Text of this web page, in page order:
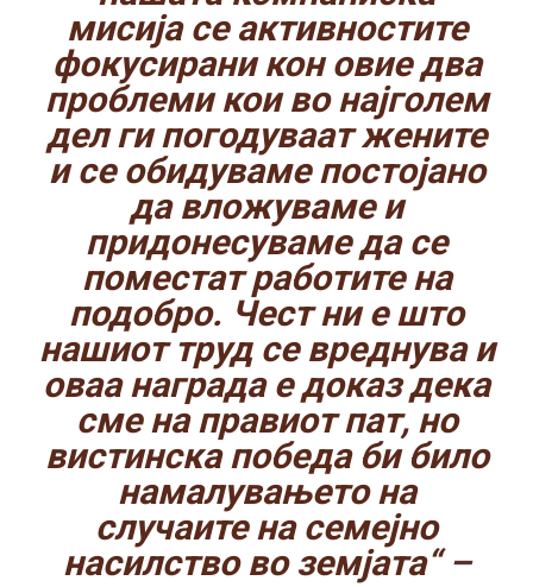
мисија се активностите
фокусирани кон овие два
проблеми кои во најголем
дел ги погодуваат жените
и се обидуваме постојано
да вложуваме и
придонесуваме да се
поместат работите на
подобро. Чест ни е што
нашиот труд се вреднува и
оваа награда е доказ дека
сме на правиот пат, но
вистинска победа би било
намалувањето на
случаите на семејно
насилство во земјата“–